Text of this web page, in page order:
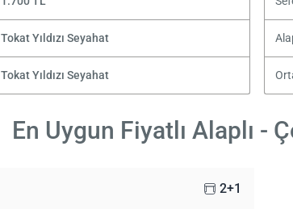
Tokat Yıldızı Seyahat
Tokat Yıldızı Seyahat
En Uygun Fiyatlı Alaplı -
2+1